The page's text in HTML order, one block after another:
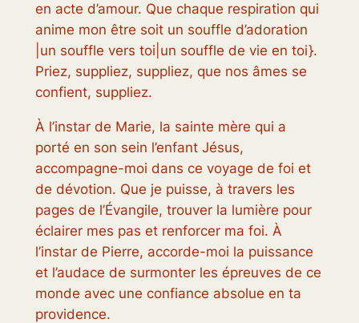
en acte d’amour. Que chaque respiration qui
anime mon être soit un souffle d’adoration
|un souffle vers toi|un souffle de vie en toi}.
Priez, suppliez, suppliez, que nos âmes se
confient, suppliez.
À l’instar de Marie, la sainte mère qui a
porté en son sein l’enfant Jésus,
accompagne-moi dans ce voyage de foi et
de dévotion. Que je puisse, à travers les
pages de l’Évangile, trouver la lumière pour
éclairer mes pas et renforcer ma foi. À
l’instar de Pierre, accorde-moi la puissance
et l’audace de surmonter les épreuves de ce
monde avec une confiance absolue en ta
providence.